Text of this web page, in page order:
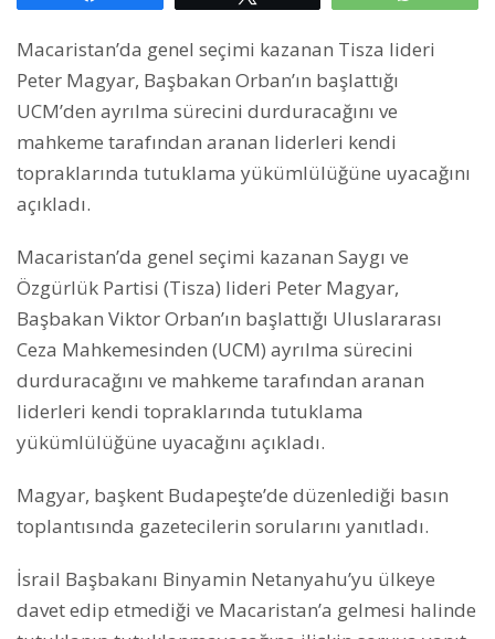
Macaristan’da genel seçimi kazanan Tisza lideri
Peter Magyar, Başbakan Orban’ın başlattığı
UCM’den ayrılma sürecini durduracağını ve
mahkeme tarafından aranan liderleri kendi
topraklarında tutuklama yükümlülüğüne uyacağını
açıkladı.
Macaristan’da genel seçimi kazanan Saygı ve
Özgürlük Partisi (Tisza) lideri Peter Magyar,
Başbakan Viktor Orban’ın başlattığı Uluslararası
Ceza Mahkemesinden (UCM) ayrılma sürecini
durduracağını ve mahkeme tarafından aranan
liderleri kendi topraklarında tutuklama
yükümlülüğüne uyacağını açıkladı.
Magyar, başkent Budapeşte’de düzenlediği basın
toplantısında gazetecilerin sorularını yanıtladı.
İsrail Başbakanı Binyamin Netanyahu’yu ülkeye
davet edip etmediği ve Macaristan’a gelmesi halinde